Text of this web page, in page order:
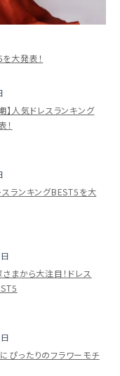
大発表！
】人気ドレスランキング
！
スランキングBEST5を大
さまから大注目！ドレス
ぴったりのフラワーモチ